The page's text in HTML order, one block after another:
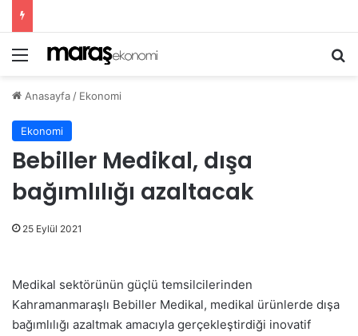
Menü
Anasayfa / Ekonomi
Ekonomi
Bebiller Medikal, dışa
bağımlılığı azaltacak
25 Eylül 2021
Medikal sektörünün güçlü temsilcilerinden
Kahramanmaraşlı Bebiller Medikal, medikal ürünlerde dışa
bağımlılığı azaltmak amacıyla gerçekleştirdiği inovatif